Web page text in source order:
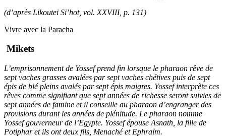
(d’après Likoutei Si’hot, vol. XXVIII, p. 131)
Vivre avec la Paracha
Mikets
L’emprisonnement de Yossef prend fin lorsque le pharaon rêve de
sept vaches grasses avalées par sept vaches chétives puis de sept
épis de blé pleins avalés par sept épis maigres. Yossef interprète ces
rêves comme signifiant que sept années de richesse seront suivies de
sept années de famine et il conseille au pharaon d’engranger des
provisions durant les années de plénitude. Le pharaon nomme
Yossef gouverneur de l’Egypte. Yossef épouse Asnath, la fille de
Potiphar et ils ont deux fils, Menaché et Ephraïm.